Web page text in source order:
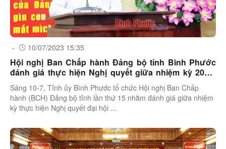
- 10/07/2023 15:35
Hội nghị Ban Chấp hành Đảng bộ tỉnh Bình Phước
đánh giá thực hiện Nghị quyết giữa nhiệm kỳ 2020-
Sáng 10-7, Tỉnh ủy Bình Phước tổ chức Hội nghị Ban Chấp
hành (BCH) Đảng bộ tỉnh lần thứ 15 nhằm đánh giá giữa nhiệm
kỳ thực hiện Nghị quyết đại hội ...